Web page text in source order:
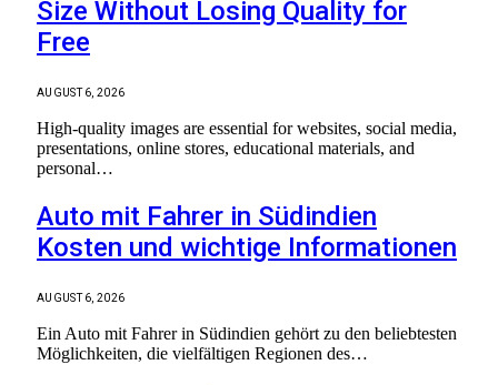
Size Without Losing Quality for
Free
AUGUST 6, 2026
High-quality images are essential for websites, social media,
presentations, online stores, educational materials, and
personal…
Auto mit Fahrer in Südindien
Kosten und wichtige Informationen
AUGUST 6, 2026
Ein Auto mit Fahrer in Südindien gehört zu den beliebtesten
Möglichkeiten, die vielfältigen Regionen des…